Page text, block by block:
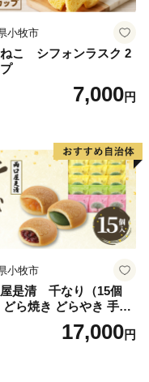
小牧市
ねこ シフォンラスク 2
7,000円
小牧市
是清 千なり（15個
土産 土産 丹波大納言小
茶 林檎 りんご 慶事 お
17,000円